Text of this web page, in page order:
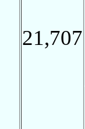
21,707